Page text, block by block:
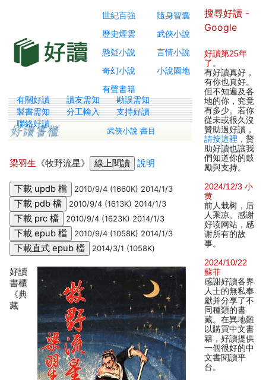
世紀百強
隨身智囊
歷史煙雲
武俠小說
懸疑小說
言情小說
奇幻小說
小說園地
有聲書籍
有關好讀 讀友需知
勘誤需知
製書需知
分工輸入
支持好讀
聯絡好讀
武俠小說 書目
梁羽生 《牧野流星》 說明
2010/9/4 (1660K) 2014/1/3
2010/9/4 (1613K) 2014/1/3
2010/9/4 (1623K) 2014/1/3
2010/9/4 (1058K) 2014/1/3
2014/3/1 (1058K)
好讀
書櫃
《典
藏
搜尋好讀 -
Google
好讀第25年
了 。
有好讀真好，
有你也真好。
但不知遍及各
地的你，究竟
有多少。若你
從未或很久沒
贊助過好讀，
請按這裡 ，贊
助好讀也讓我
們知道你的鼓
勵與支持。
2024/12/3 小
黄
前人栽树，后
人乘凉。感谢
好读网站，感
谢所有的故
事。
2024/10/22
蘇菲
感謝好讀各界
人士的無私奉
獻并分享了不
同種類的書
藏。在異地難
以購買中文書
籍，好讀提供
一個很好的中
文書閱讀平
台。